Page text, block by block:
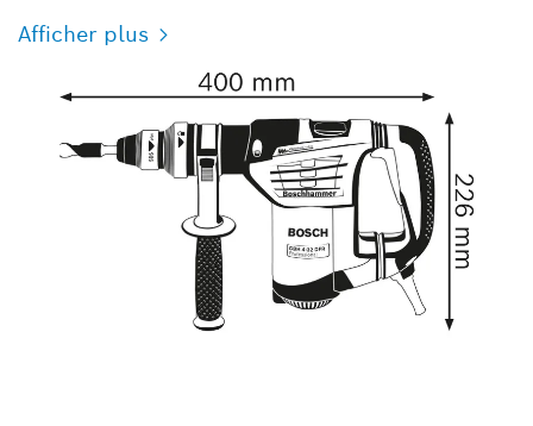
Afficher plus